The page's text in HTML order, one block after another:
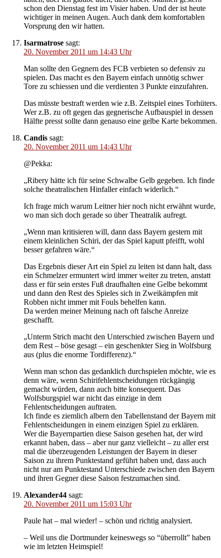
schon den Dienstag fest im Visier haben. Und der ist heute
wichtiger in meinen Augen. Auch dank dem komfortablen
Vorsprung den wir hatten.
Isarmatrose sagt:
20. November 2011 um 14:43 Uhr
Man sollte den Gegnern des FCB verbieten so defensiv zu
spielen. Das macht es den Bayern einfach unnötig schwer
Tore zu schiessen und die verdienten 3 Punkte einzufahren.
Das müsste bestraft werden wie z.B. Zeitspiel eines Torhüters.
Wer z.B. zu oft gegen das gegnerische Aufbauspiel in dessen
Hälfte presst sollte dann genauso eine gelbe Karte bekommen.
Candis sagt:
20. November 2011 um 14:43 Uhr
@Pekka:
„Ribery hätte ich für seine Schwalbe Gelb gegeben. Ich finde
solche theatralischen Hinfaller einfach widerlich.“
Ich frage mich warum Leitner hier noch nicht erwähnt wurde,
wo man sich doch gerade so über Theatralik aufregt.
„Wenn man kritisieren will, dann dass Bayern gestern mit
einem kleinlichen Schiri, der das Spiel kaputt pfeifft, wohl
besser gefahren wäre.“
Das Ergebnis dieser Art ein Spiel zu leiten ist dann halt, dass
ein Schmelzer ermuntert wird immer weiter zu treten, anstatt
dass er für sein erstes Fuß draufhalten eine Gelbe bekommt
und dann den Rest des Spieles sich in Zweikämpfen mit
Robben nicht immer mit Fouls behelfen kann.
Da werden meiner Meinung nach oft falsche Anreize
geschafft.
„Unterm Strich macht den Unterschied zwischen Bayern und
dem Rest – böse gesagt – ein geschenkter Sieg in Wolfsburg
aus (plus die enorme Tordifferenz).“
Wenn man schon das gedanklich durchspielen möchte, wie es
denn wäre, wenn Schirifehlentscheidungen rückgängig
gemacht würden, dann auch bitte konsequent. Das
Wolfsburgspiel war nicht das einzige in dem
Fehlentscheidungen auftraten.
Ich finde es ziemlich albern den Tabellenstand der Bayern mit
Fehlentscheidungen in einem einzigen Spiel zu erklären.
Wer die Bayernpartien diese Saison gesehen hat, der wird
erkannt haben, dass – aber nur ganz vielleicht – zu aller erst
mal die überzeugenden Leistungen der Bayern in dieser
Saison zu ihrem Punktestand geführt haben und, dass auch
nicht nur am Punktestand Unterschiede zwischen den Bayern
und ihren Gegner diese Saison festzumachen sind.
Alexander44 sagt:
20. November 2011 um 15:03 Uhr
Paule hat – mal wieder! – schön und richtig analysiert.
– Weil uns die Dortmunder keineswegs so “überrollt” haben
wie im letzten Heimspiel!